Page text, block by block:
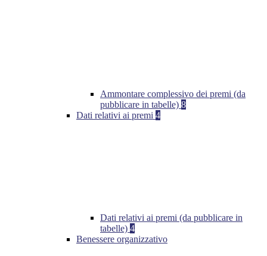
Ammontare complessivo dei premi (da
pubblicare in tabelle) 8
Dati relativi ai premi 4
Dati relativi ai premi (da pubblicare in
tabelle) 4
Benessere organizzativo